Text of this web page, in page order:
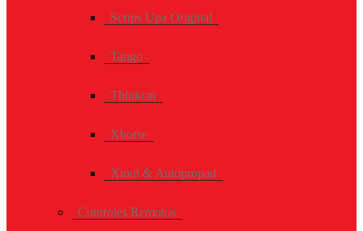
Scrips Upa Original
Tango
Thinkcar
Xhorse
Xtool & Autopropad
Controles Remotos